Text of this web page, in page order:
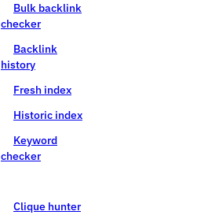
Bulk backlink
checker
Backlink
history
Fresh index
Historic index
Keyword
checker
Clique hunter